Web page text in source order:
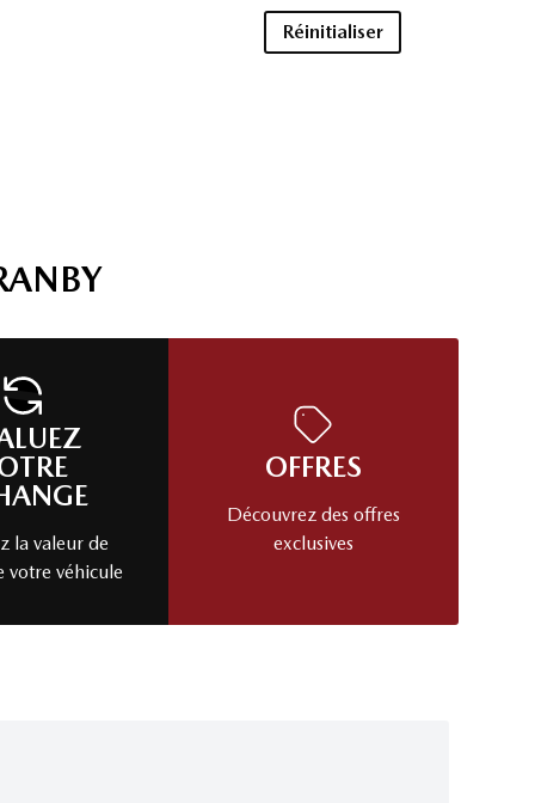
Réinitialiser
la valeur de
votre véhicule
OFFRES
Découvrez des offres
exclusives